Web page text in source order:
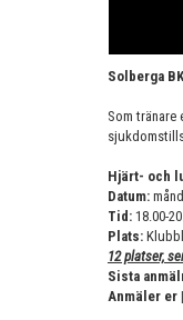
Solberga
Som
Hjärt- och
Datum:
Tid: 18.00-
Plats:
12 platser,
Sista
Anmäler er |